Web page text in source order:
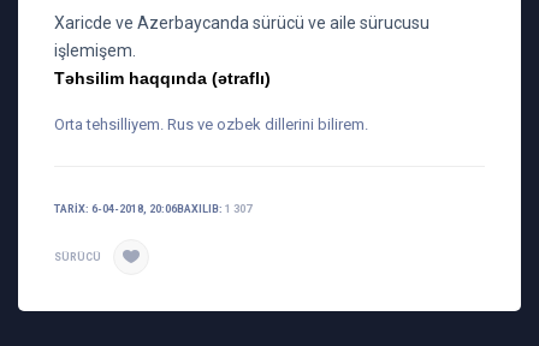
Xaricde ve Azerbaycanda sürücü ve aile sürucusu
işlemişem.
Təhsilim haqqında (ətraflı)
Orta tehsilliyem. Rus ve ozbek dillerini bilirem.
TARIX: 6-04-2018, 20:06BAXILIB: 1 307
SÜRÜCÜ